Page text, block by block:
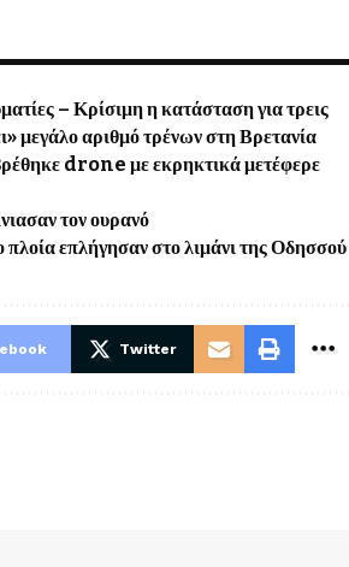
– Κρίσιμη η κατάσταση για τρεις
μεγάλο αριθμό τρένων στη Βρετανία
drone με εκρηκτικά μετέφερε
τον ουρανό
επλήγησαν στο λιμάνι της Οδησσού
Twitter